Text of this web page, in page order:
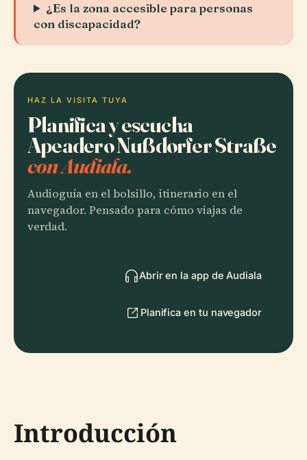
¿Es la zona accesible para personas
con discapacidad?
HAZ LA VISITA TUYA
Planifica y escucha
Apeadero Nußdorfer Straße
con Audiala.
Audioguía en el bolsillo, itinerario en el
navegador. Pensado para cómo viajas de
verdad.
Abrir en la app de Audiala
Planifica en tu navegador
Introducción